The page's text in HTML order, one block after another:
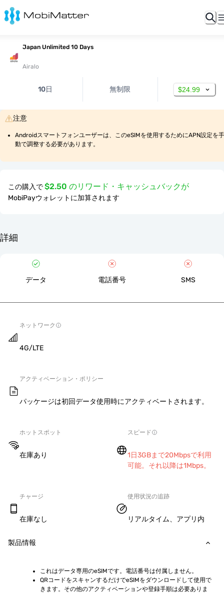
Japan Unlimited 10 Days
Airalo
10日 無制限 $24.99
注意
Androidスマートフォンユーザーは、このeSIMを使用するためにAPN設定を手
動で調整する必要があります。
この購入で$2.50 のリワード・キャッシュバックが
MobiPayウォレットに加算されます
詳細
データ 電話番号 SMS
ネットワーク
4G/LTE
アクティベーション・ポリシー
パッケージは初回データ使用時にアクティベートされます。
ホットスポット
在庫あり
スピード
1日3GBまで20Mbpsで利用
可能。それ以降は1Mbps。
チャージ
在庫なし
使用状況の追跡
リアルタイム、アプリ内
製品情報
これはデータ専用のeSIMです。電話番号は付属しません。
QRコードをスキャンするだけでeSIMをダウンロードして使用で
きます。その他のアクティベーションや登録手順は必要ありま